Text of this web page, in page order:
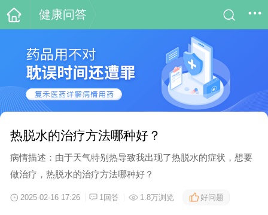
健康问答
热脱水的治疗方法哪种好？
病情描述：由于天气特别热导致我出现了热脱水的症状，想要
做治疗，热脱水的治疗方法哪种好？
2025-02-16 17:26 1回答 1.8万浏览 好问题